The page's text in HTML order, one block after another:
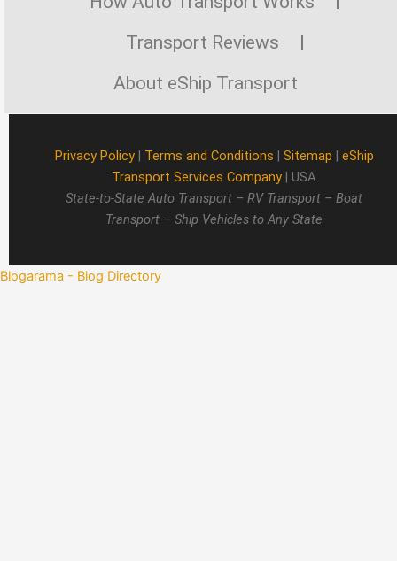
Transport Reviews
About eShip Transport
Privacy Policy| Terms and Conditions | Sitemap | eShip
Transport Services Company | USA
State-to-State Auto Transport – RV Transport – Boat
Transport – Ship Vehicles to Any State
Blogarama - Blog Directory